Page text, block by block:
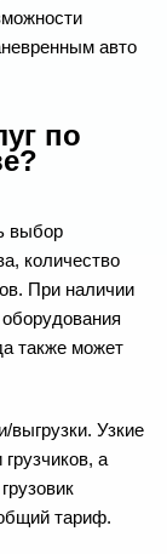
авто
по
выбор
количество
При наличии
оборудования
также может
выгрузки. Узкие
а
тариф.